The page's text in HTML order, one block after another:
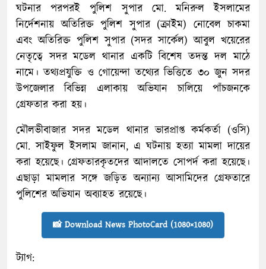
ঘটনার পরপরই পুলিশ সুপার মো. মনিরুল ইসলামের
নির্দেশনায় অতিরিক্ত পুলিশ সুপার (ক্রাইম) নোবেল চাকমা
এবং অতিরিক্ত পুলিশ সুপার (সদর সার্কেল) আবুল খয়েরের
নেতৃত্বে সদর মডেল থানার একটি বিশেষ তদন্ত দল মাঠে
নামে। তথ্যপ্রযুক্তি ও গোয়েন্দা তথ্যের ভিত্তিতে ৩০ জুন সদর
উপজেলার বিভিন্ন এলাকায় অভিযান চালিয়ে পাঁচজনকে
গ্রেফতার করা হয়।
মৌলভীবাজার সদর মডেল থানার ভারপ্রাপ্ত কর্মকর্তা (ওসি)
মো. সাইফুল ইসলাম জানান, এ ঘটনায় হত্যা মামলা দায়ের
করা হয়েছে। গ্রেফতারকৃতদের আদালতে সোপর্দ করা হয়েছে।
এছাড়া মামলার সঙ্গে জড়িত অন্যান্য আসামিদের গ্রেফতারে
পুলিশের অভিযান অব্যাহত রয়েছে।
📸 Download News PhotoCard (1080×1080)
ট্যাগ: